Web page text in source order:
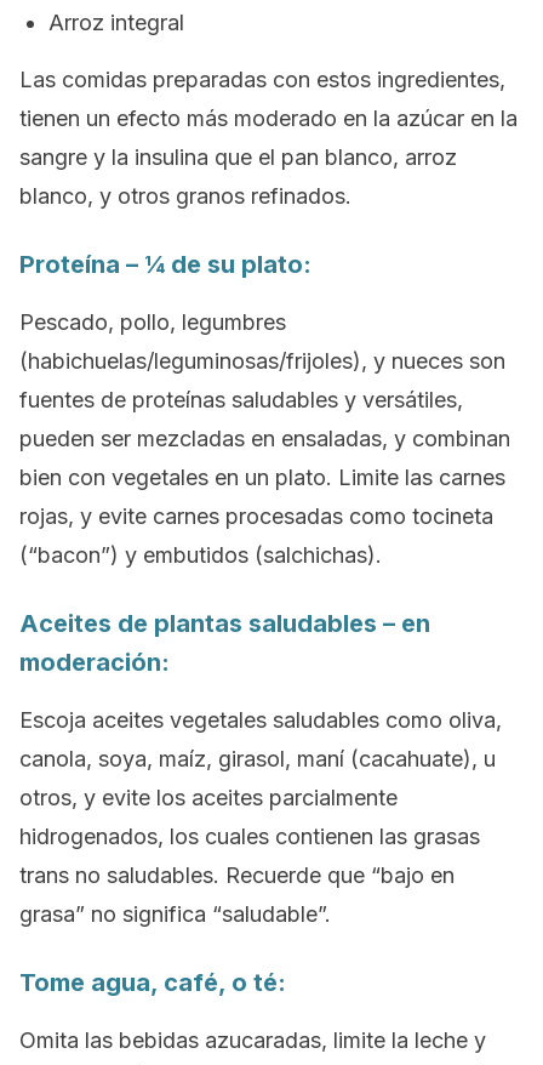
Arroz integral
Las comidas preparadas con estos ingredientes,
tienen un efecto más moderado en la azúcar en la
sangre y la insulina que el pan blanco, arroz
blanco, y otros granos refinados.
Proteína – ¼ de su plato:
Pescado, pollo, legumbres
(habichuelas/leguminosas/frijoles), y nueces son
fuentes de proteínas saludables y versátiles,
pueden ser mezcladas en ensaladas, y combinan
bien con vegetales en un plato. Limite las carnes
rojas, y evite carnes procesadas como tocineta
(“bacon”) y embutidos (salchichas).
Aceites de plantas saludables – en
moderación:
Escoja aceites vegetales saludables como oliva,
canola, soya, maíz, girasol, maní (cacahuate), u
otros, y evite los aceites parcialmente
hidrogenados, los cuales contienen las grasas
trans no saludables. Recuerde que “bajo en
grasa” no significa “saludable”.
Tome agua, café, o té:
Omita las bebidas azucaradas, limite la leche y